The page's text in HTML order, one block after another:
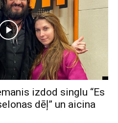
izdod singlu “Es
dēļ” un aicina